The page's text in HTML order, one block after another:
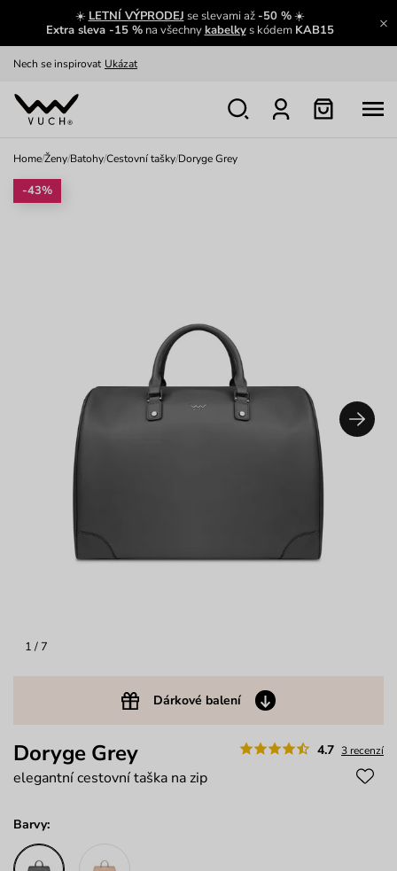
☀️ LETNÍ VÝPRODEJ se slevami až -50 %☀️
Extra sleva -15 %na všechnykabelkys kódem KAB15
Oblíbenci jsou zpět Prohlédnout
Nech se inspirovat Ukázat
Home/Ženy/Batohy/Cestovní tašky/Doryge Grey
1 / 7
Dárkové balení
-43%
4.7 3 recenzí
Doryge Grey
elegantní cestovní taška na zip
Barvy: